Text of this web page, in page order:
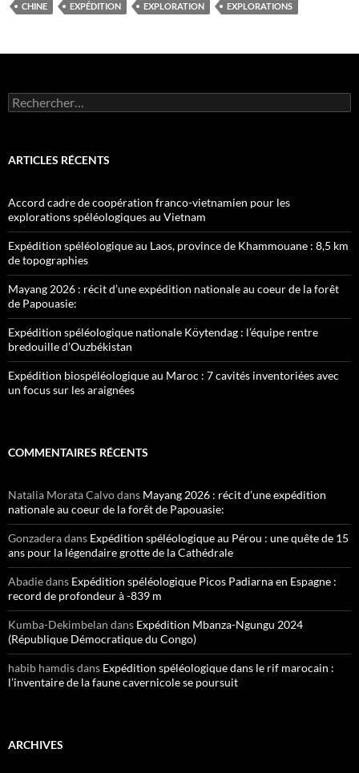
CHINE EXPÉDITION EXPLORATION EXPLORATIONS
Rechercher :
ARTICLES RÉCENTS
Accord cadre de coopération franco-vietnamien pour les
explorations spéléologiques au Vietnam
Expédition spéléologique au Laos, province de Khammouane : 8,5 km
de topographies
Mayang 2026 : récit d’une expédition nationale au coeur de la forêt
de Papouasie:
Expédition spéléologique nationale Köytendag : l’équipe rentre
bredouille d’Ouzbékistan
Expédition biospéléologique au Maroc : 7 cavités inventoriées avec
un focus sur les araignées
COMMENTAIRES RÉCENTS
Natalia Morata Calvodans Mayang 2026 : récit d’une expédition
nationale au coeur de la forêt de Papouasie:
Gonzaderadans Expédition spéléologique au Pérou : une quête de 15
ans pour la légendaire grotte de la Cathédrale
Abadiedans Expédition spéléologique Picos Padiarna en Espagne :
record de profondeur à -839 m
Kumba-Dekimbelan dans Expédition Mbanza-Ngungu 2024
(République Démocratique du Congo)
habib hamdisdans Expédition spéléologique dans le rif marocain :
l’inventaire de la faune cavernicole se poursuit
ARCHIVES